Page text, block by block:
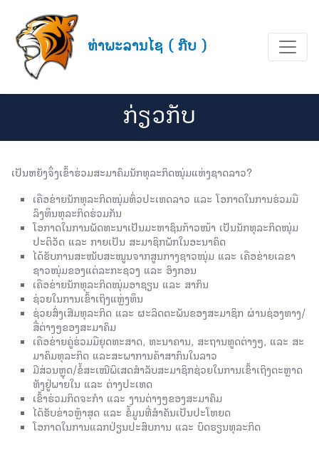
ທ່າພະລານໄຊ ( ກີບ )
ກ່ຽວກັບ
ເປັນ​ຫຍັງ​ຈຶ່ງ​ເຂົ້າ​ຮ່ວມ​ສະ​ມາ​ຄົມ​ນັກທຸລະກິດໜຸ່ມແຫ່ງຊາດລາວ?
ເຄືອຂ່າຍນັກທຸລະກິດໜຸ່ມທົ່ວປະເທດລາວ ແລະ ໂອກາດໃນການຮ່ວມມື
ລົງທຶນທຸລະກິດຮ່ວມກັນ
ໂອກາດໃນການພັດທະນາເປັນມະຫາຊົນກ້າວໜ້າ ເປັນນັກທຸລະກິດໜຸ່ມ
ປະຕິວັດ ແລະ ກາຍເປັນ ສະມາຊິກພັກໃນອະນາຄົດ
ໄດ້ຮັບການສະໜັບສະໜູນຈາກສູນກາງຊາວໜຸ່ມ ແລະ ເຄືອຂ່າຍເລ​ຂາ​
ຊາວໜຸ່ມຂອງ​ແຕ່​ລະ​ກະ​ຊວງ ແລະ ອົງ​ກອນ​
ເຄືອຂ່າຍນັກທຸລະກິດໜຸ່ມອາຊຽນ ແລະ ສາກົນ
ຊ່ວຍໃນການເຂົ້າເຖິງແຫຼ່ງທຶນ
ຊ່ວຍສົ່ງເສີມທຸລະກິດ ແລະ ຜະລິດຕະພັນຂອງສະມາຊິກ ຜ່ານຊ່ອງທາງ/
ສື່ຕ່າງໆຂອງສະມາຄົມ
​ເຄືອ​ຂ່າຍ​ຄູ່​ຮ່ວມ​ມື​ຍຸດ​ທະ​ສາດ​, ທະນາຄານ, ສະ​ຖານ​ທູດ​ຕ່າງໆ, ແລະ​ ສະ​
ມາ​ຄົມ​ທຸ​ລະ​ກິດ​ ​ແລະ​ສະ​ພາ​ການ​ຄ້າສາ​ກົນໃນລາວ
​ມີສ່ວນຫຼຸດ/ຂໍ້ສະເໜີພິເສດສໍາລັບສະມາຊິກຊ່ວຍ​ໃນການ​ເຂົ້າ​ເຖິງ​ຕະ​ຫຼາດ​
ທັງ​ຢູ່​ພາຍ​ໃນ ​ແລະ​ ຕ່າງ​ປະ​ເທດ
ເຂົ້າຮ່ວມກິດຈະກໍາ ແລະ ງານຕ່າງໆຂອງສະມາຄົມ
ໄດ້​ຮັບ​ຂ່າວ​ຫຼ້າ​ສຸດ ​ແລະ ​ຂໍ້​ມູນ​ທີ່​ສໍາ​ຄັນ​ເປັນປະໂຫຍດ
ໂອກາດໃນການແລກປ່ຽນປະສົບການ ແລະ ບົດຮຽນທຸລະກິດ